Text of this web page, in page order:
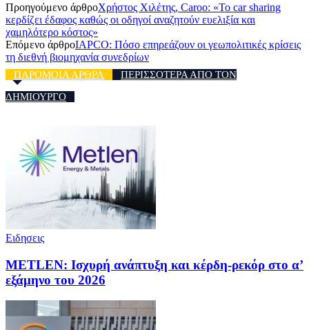
Προηγούμενο άρθροΧρήστος Χιλέτης, Caroo: «Το car sharing
κερδίζει έδαφος καθώς οι οδηγοί αναζητούν ευελιξία και
χαμηλότερο κόστος»
Επόμενο άρθροIAPCO: Πόσο επηρεάζουν οι γεωπολιτικές κρίσεις
τη διεθνή βιομηχανία συνεδρίων
ΠΑΡΟΜΟΙΑ ΑΡΘΡΑ
ΠΕΡΙΣΣΟΤΕΡΑ ΑΠΟ ΤΟΝ
ΔΗΜΙΟΥΡΓΟ
Ειδησεις
METLEN: Ισχυρή ανάπτυξη και κέρδη-ρεκόρ στο α’
εξάμηνο του 2026